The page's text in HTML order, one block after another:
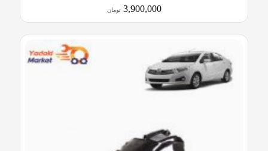
3,900,000 تومان